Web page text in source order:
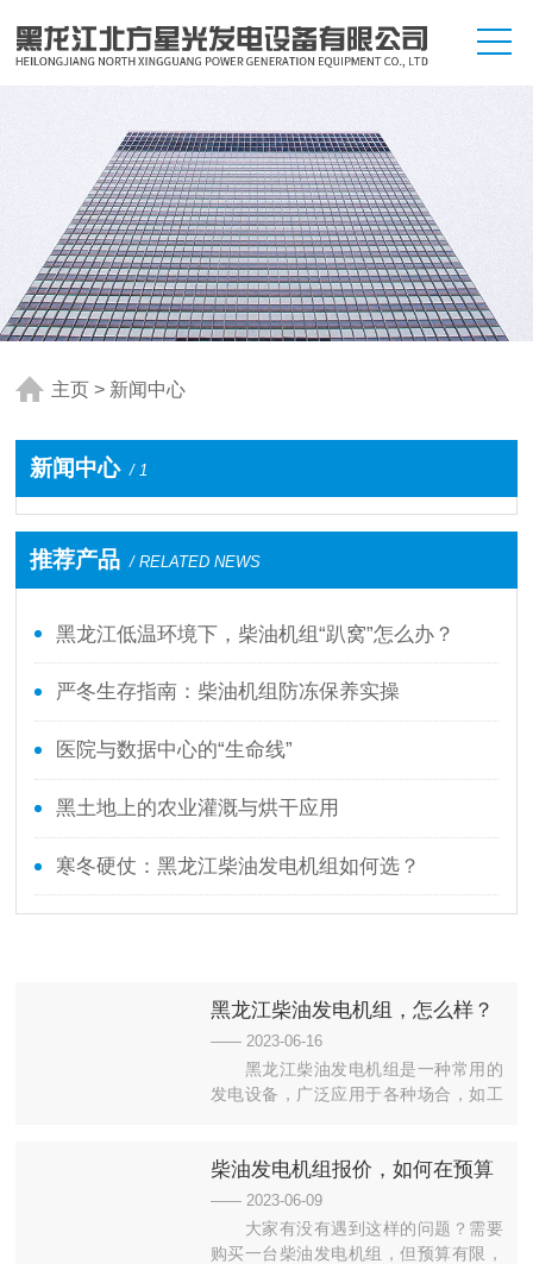
主页 > 新闻中心
新闻中心 / 1
推荐产品 / RELATED NEWS
黑龙江低温环境下，柴油机组“趴窝”怎么办？
严冬生存指南：柴油机组防冻保养实操
医院与数据中心的“生命线”
黑土地上的农业灌溉与烘干应用
寒冬硬仗：黑龙江柴油发电机组如何选？
黑龙江柴油发电机组，怎么样？
—— 2023-06-16
黑龙江柴油发电机组是一种常用的
发电设备，广泛应用于各种场合，如工
业从事柴油发电机组销售和维修的企
业，其销售的黑龙江柴油发电机组具有
以下优点：1. 高品质：黑龙江柴油发电
机组采用高品质的柴油发动机和发电
柴油发电机组报价，如何在预算
内购买合适的柴油发电机组？
—— 2023-06-09
大家有没有遇到这样的问题？需要
购买一台柴油发电机组，但预算有限，